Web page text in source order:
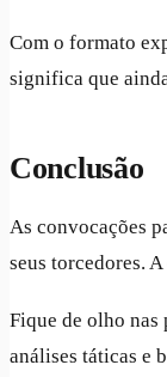
Com o formato
significa que
Conclusão
As convocações
seus torcedores.
Fique de olho nas
análises táticas e